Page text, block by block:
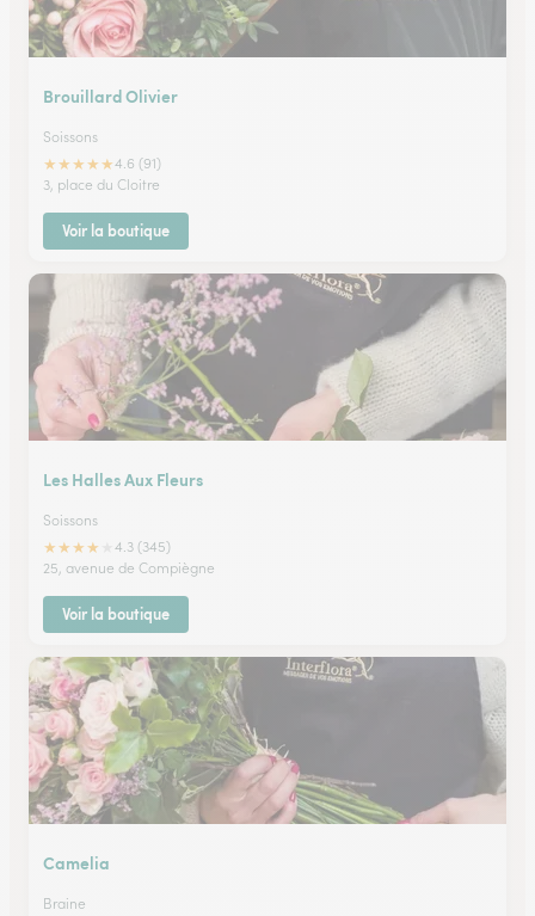
Brouillard Olivier
Soissons
★★★★★4.6 (91)
3, place du Cloitre
Voir la boutique
Les Halles Aux Fleurs
Soissons
★★★★
4.3 (345)
25, avenue de Compiègne
Voir la boutique
Camelia
Braine